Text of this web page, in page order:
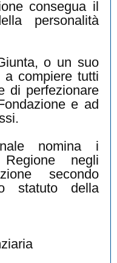
consegua il
personalità
o un suo
a compiere tutti
di perfezionare
e ad
nomina i
negli
secondo
statuto della